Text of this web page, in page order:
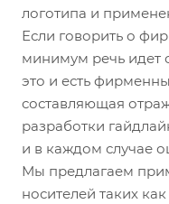
логотипа и
Если говорить о
минимум речь идет
это и есть
составляющая
разработки
и в каждом случае
Мы предлагаем
носителей таких